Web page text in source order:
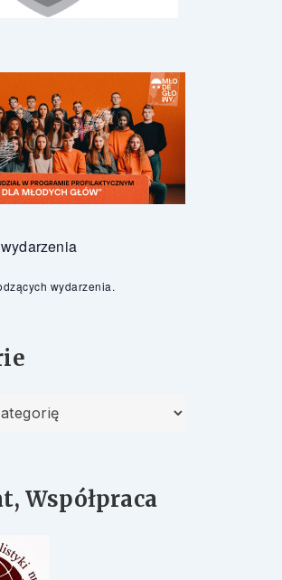
wydarzenia.
Współpraca